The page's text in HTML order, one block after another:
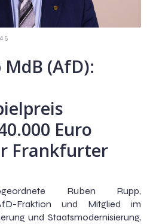
MdB (AfD):
Euro
Frankfurter
Ruben Rupp,
Fraktion und Mitglied im
und Staatsmodernisierung,